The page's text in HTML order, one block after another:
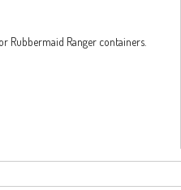
Rubbermaid Ranger containers.